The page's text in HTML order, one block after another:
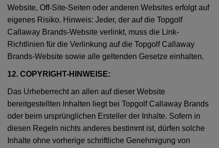
Website, Off-Site-Seiten oder anderen Websites erfolgt auf
eigenes Risiko. Hinweis: Jeder, der auf die Topgolf
Callaway Brands-Website verlinkt, muss die Link-
Richtlinien für die Verlinkung auf die Topgolf Callaway
Brands-Website sowie alle geltenden Gesetze einhalten.
12. COPYRIGHT-HINWEISE:
Das Urheberrecht an allen auf dieser Website
bereitgestellten Inhalten liegt bei Topgolf Callaway Brands
oder beim ursprünglichen Ersteller der Inhalte. Sofern in
diesen Regeln nichts anderes bestimmt ist, dürfen solche
Inhalte ohne vorherige schriftliche Genehmigung von